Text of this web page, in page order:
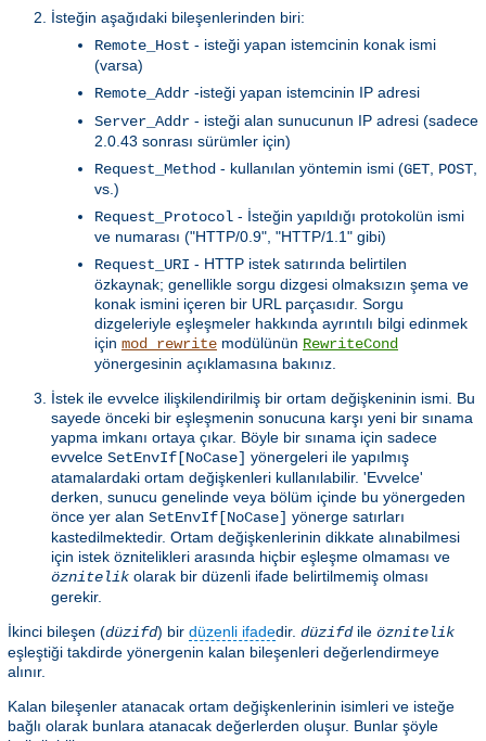
İsteğin aşağıdaki bileşenlerinden biri:
Remote_Host - isteği yapan istemcinin konak ismi
(varsa)
Remote_Addr -isteği yapan istemcinin IP adresi
Server_Addr - isteği alan sunucunun IP adresi (sadece
2.0.43 sonrası sürümler için)
Request_Method - kullanılan yöntemin ismi (GET POST
vs.)
Request_Protocol - İsteğin yapıldığı protokolün ismi
ve numarası ("HTTP/0.9", "HTTP/1.1" gibi)
Request_URI - HTTP istek satırında belirtilen
özkaynak; genellikle sorgu dizgesi olmaksızın şema ve
konak ismini içeren bir URL parçasıdır. Sorgu
dizgeleriyle eşleşmeler hakkında ayrıntılı bilgi edinmek
için mod_rewrite modülünün RewriteCond
yönergesinin açıklamasına bakınız.
İstek ile evvelce ilişkilendirilmiş bir ortam değişkeninin ismi. Bu
sayede önceki bir eşleşmenin sonucuna karşı yeni bir sınama
yapma imkanı ortaya çıkar. Böyle bir sınama için sadece
evvelce SetEnvIf[NoCase] yönergeleri ile yapılmış
atamalardaki ortam değişkenleri kullanılabilir. 'Evvelce'
derken, sunucu genelinde veya bölüm içinde bu yönergeden
önce yer alan SetEnvIf[NoCase] yönerge satırları
kastedilmektedir. Ortam değişkenlerinin dikkate alınabilmesi
için istek öznitelikleri arasında hiçbir eşleşme olmaması ve
öznitelik olarak bir düzenli ifade belirtilmemiş olması
gerekir.
İkinci bileşen (düzifd) bir düzenli ifadedir. düzifdile öznitelik
eşleştiği takdirde yönergenin kalan bileşenleri değerlendirmeye
alınır.
Kalan bileşenler atanacak ortam değişkenlerinin isimleri ve isteğe
bağlı olarak bunlara atanacak değerlerden oluşur. Bunlar şöyle